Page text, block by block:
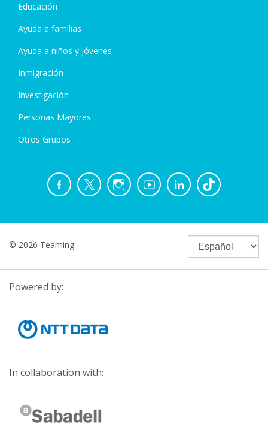
Educación
Ayuda a familias
Ayuda a niños y jóvenes
Inmigración
Investigación
Personas Mayores
Otros Grupos
© 2026 Teaming
Powered by:
In collaboration with: